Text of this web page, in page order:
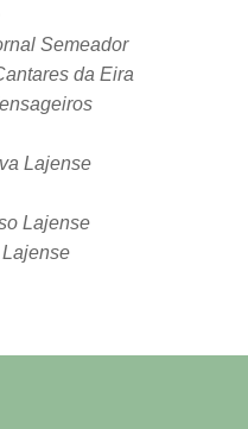
Semeador
da Eira
Lajense
Lajense